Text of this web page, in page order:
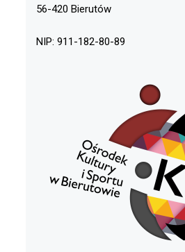
56-420 Bierutów
NIP: 911-182-80-89